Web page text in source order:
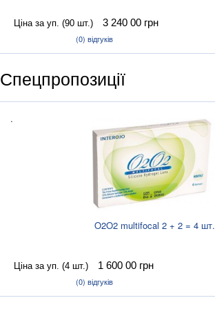
Ціна за уп. (90 шт.) 3 240 00 грн
(0) відгуків
Спецпропозиції
.
O2O2 multifocal 2 + 2 = 4 шт.
Ціна за уп. (4 шт.) 1 600 00 грн
(0) відгуків